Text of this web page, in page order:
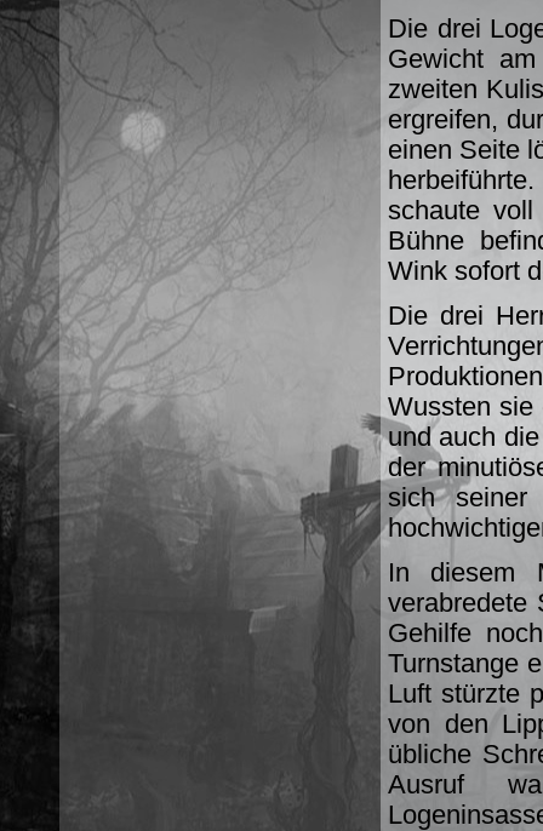
Die drei
Gewicht
zweiten
ergreifen,
einen Seite
schaute
Bühne
Wink sofort
Die drei
Wussten
und auch
der
sich seiner
In diesem
verabredete
Gehilfe
Turnstange
Luft stürzte
von den
übliche
Ausruf